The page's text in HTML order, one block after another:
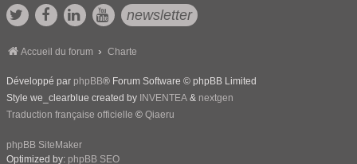
newsletter
Accueil du forum Charte
Développé par phpBB® Forum Software © phpBB Limited
Style we_clearblue created by INVENTEA & nextgen
Traduction française officielle © Qiaeru
phpBB SiteMaker
Optimized by: phpBB SEO